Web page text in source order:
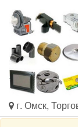
г. Омск,